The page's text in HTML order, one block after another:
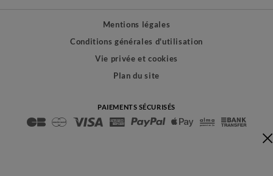
Mentions légales
Conditions générales d'utilisation
Vie privée et cookies
Plan du site
PAIEMENTS SÉCURISÉS